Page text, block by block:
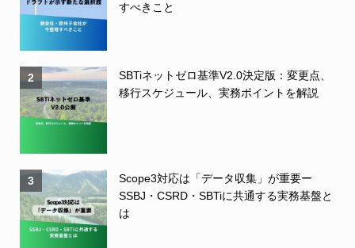
すべきこと
2
SBTiネットゼロ基準V2.0決定版：変更点、
移行スケジュール、実務ポイントを解説
3
Scope3対応は「データ収集」が重要ー
SSBJ・CSRD・SBTiに共通する実務基盤と
は